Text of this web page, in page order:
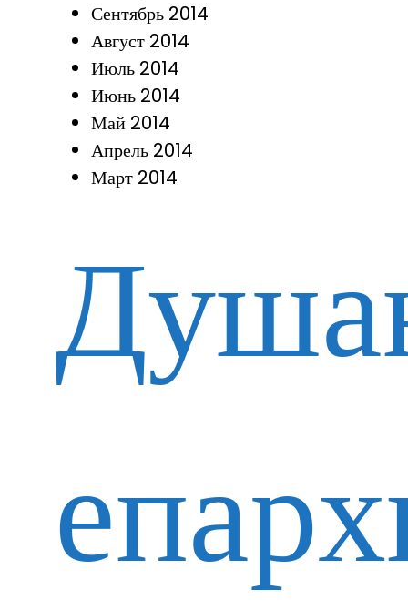
Сентябрь 2014
Август 2014
Июль 2014
Июнь 2014
Май 2014
Апрель 2014
Март 2014